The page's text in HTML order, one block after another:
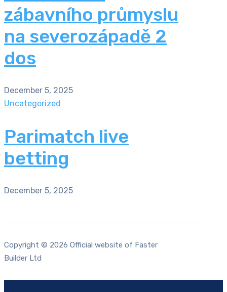
zábavního průmyslu
na severozápadě 2
dos
December 5, 2025
Uncategorized
Parimatch live
betting
December 5, 2025
Copyright © 2026 Official website of Faster
Builder Ltd